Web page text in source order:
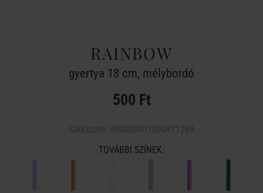
RAINBOW
gyertya 18 cm, mélybordó
500 Ft
TOVÁBBI SZÍNEK: